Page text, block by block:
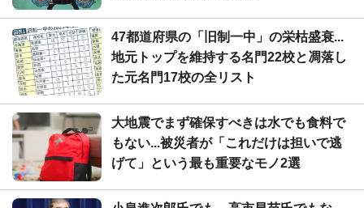
47都道府県の「旧制一中」の栄枯盛衰...
地元トップを維持する名門22校と凋落し
た元名門17校の全リスト
大地震でまず確保すべきは水でも食料で
もない...被災者が「これだけは担いで逃
げて」という最も重要なモノ2選